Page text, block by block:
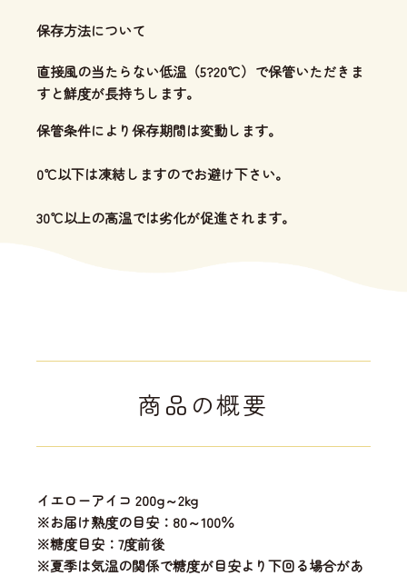
保存方法について
直接風の当たらない低温（5?20℃）で保管いただきま
すと鮮度が長持ちします。
保管条件により保存期間は変動します。
0℃以下は凍結しますのでお避け下さい。
30℃以上の高温では劣化が促進されます。
商品の概要
イエローアイコ 200g～2kg
※お届け熟度の目安：80～100％
※糖度目安：7度前後
※夏季は気温の関係で糖度が目安より下回る場合があ